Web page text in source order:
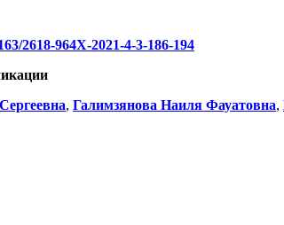
2618-964X-2021-4-3-186-194
, Галимзянова Наиля Фауатовна,